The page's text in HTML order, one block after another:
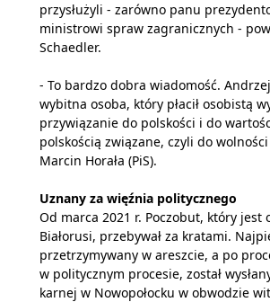
przysłużyli - zarówno panu
ministrowi spraw zagranicznych -
Schaedler.
- To bardzo dobra wiadomość.
wybitna osoba, który płacił osobistą
przywiązanie do polskości i do
polskością związane, czyli do
Marcin Horała (PiS).
Uznany za więźnia politycznego
Od marca 2021 r. Poczobut, który jest
Białorusi, przebywał za kratami.
przetrzymywany w areszcie, a po
w politycznym procesie, został
karnej w Nowopołocku w obwodzie